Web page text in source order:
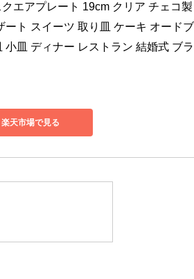
エアプレート 19cm クリア チェコ製
ート スイーツ 取り皿 ケーキ オードブ
皿 ディナー レストラン 結婚式 ブラ
楽天市場で見る